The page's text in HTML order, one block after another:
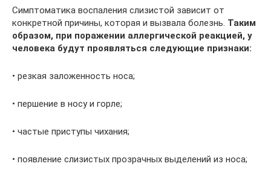
Симптоматика воспаления слизистой зависит от
конкретной причины, которая и вызвала болезнь. Таким
образом, при поражении аллергической реакцией, у
человека будут проявляться следующие признаки:
• резкая заложенность носа;
• першение в носу и горле;
• частые приступы чихания;
• появление слизистых прозрачных выделений из носа;